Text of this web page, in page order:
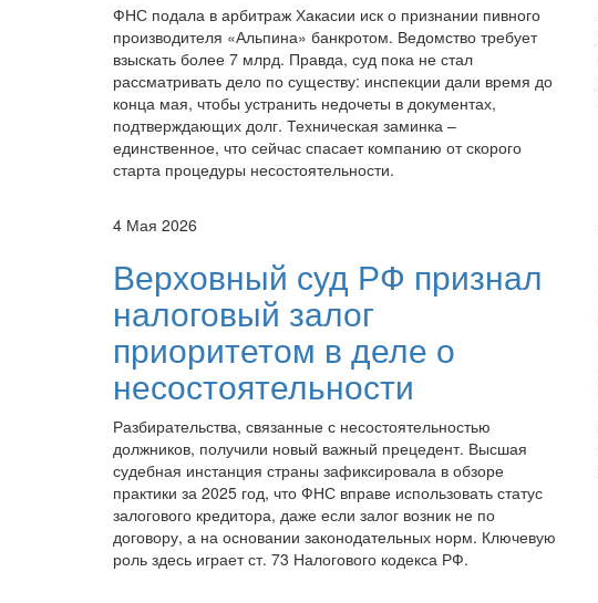
ФНС подала в арбитраж Хакасии иск о признании пивного
производителя «Альпина» банкротом. Ведомство требует
взыскать более 7 млрд. Правда, суд пока не стал
рассматривать дело по существу: инспекции дали время до
конца мая, чтобы устранить недочеты в документах,
подтверждающих долг. Техническая заминка –
единственное, что сейчас спасает компанию от скорого
старта процедуры несостоятельности.
4 Мая 2026
Верховный суд РФ признал
налоговый залог
приоритетом в деле о
несостоятельности
Разбирательства, связанные с несостоятельностью
должников, получили новый важный прецедент. Высшая
судебная инстанция страны зафиксировала в обзоре
практики за 2025 год, что ФНС вправе использовать статус
залогового кредитора, даже если залог возник не по
договору, а на основании законодательных норм. Ключевую
роль здесь играет ст. 73 Налогового кодекса РФ.